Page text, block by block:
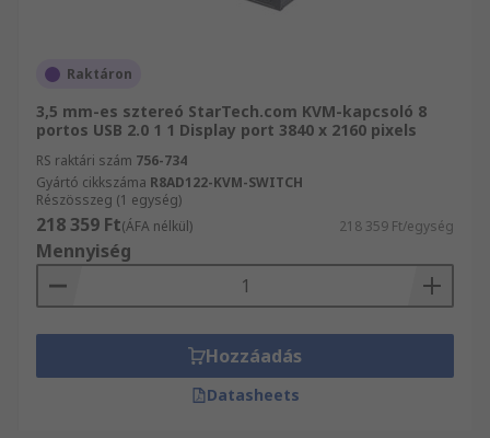
Raktáron
3,5 mm-es sztereó StarTech.com KVM-kapcsoló 8
portos USB 2.0 1 1 Display port 3840 x 2160 pixels
RS raktári szám 756-734
Gyártó cikkszáma R8AD122-KVM-SWITCH
Részösszeg (1 egység)
218 359 Ft(ÁFA nélkül) 218 359 Ft/egység
Mennyiség
Hozzáadás
Datasheets